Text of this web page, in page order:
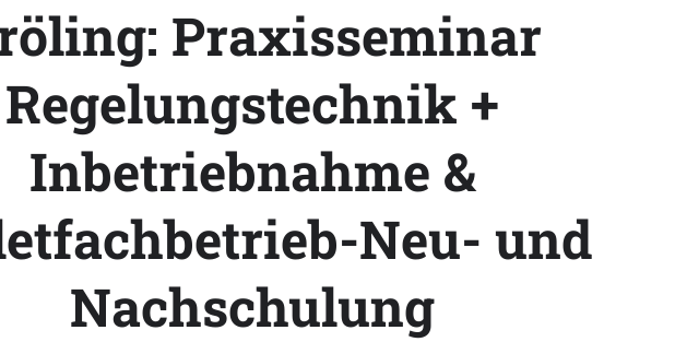
Praxisseminar
Regelungstechnik +
Inbetriebnahme &
Neu- und
Nachschulung